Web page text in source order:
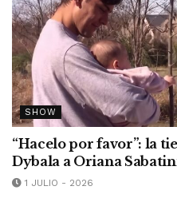
SHOW
“Hacelo por favor”: la
Dybala a Oriana
1 JULIO - 2026